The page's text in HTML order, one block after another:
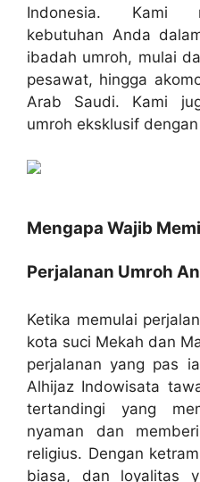
Indonesia. Kami
kebutuhan Anda
ibadah umroh, mulai
pesawat, hingga
Arab Saudi. Kami
umroh eksklusif
Mengapa Wajib
Perjalanan Umroh
Ketika memulai
kota suci Mekah dan
perjalanan yang pas
Alhijaz Indowisata
tertandingi yang
nyaman dan
religius. Dengan
biasa, dan loyalitas